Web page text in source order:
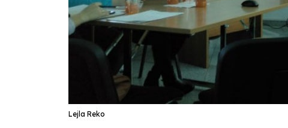
Lejla Reko